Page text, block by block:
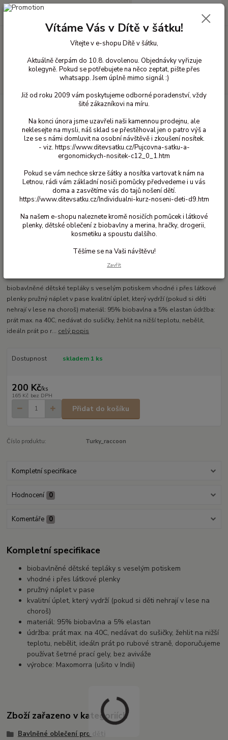
+420 603 818 836
0 Kč
Bavlněné oblečení pro děti
Tepláky bavlna s pružným nápletem v
Kalhoty s nápletem Maxomorra -
Raccoon 92/98
- 56 %
Ohodnotit produkt
biobavlněné dětské tepláky s veselým potiskem vhodné i přes látkové
plenky pružný náplet v pase kvalitní úplet, který vydrží (pokud si děti
nehrají v lese na choroš) materiál: 95% biobavlna a 5% elastan údržba:
prát max. na 40C, nedávat do sušičky, žehlit na nižší teplotu, nebělit,
ideáln prát po r... celý popis
Dostupnost skladem 1 ks
200 Kč/ks
165 Kč bez DPH
Přidat do košíku
Číslo produktu: Turky_raccoon
Kompletní specifikace
Hodnocení 0
Komentáře 0
Kompletní specifikace
biobavlněné dětské tepláky s veselým potiskem
vhodné i přes látkové plenky
pružný náplet v pase
kvalitní úplet, který vydrží (pokud si děti nehrají v lese na
choroš)
materiál: 95% biobavlna a 5% elastan
údržba: prát max. na 40C, nedávat do sušičky, žehlit na nižší
teplotu, nebělit, ideáln prát po rubové straně, doporučujeme
používat šetrné prací gely, bez aviváže
výrobce: Maxomorra (ušito v Indii)
Zboží zařazeno v kategoriích
Bavlněné oblečení pro děti
Vítáme Vás v Dítě v šátku!
Vítejte v e-shopu Dítě v šátku,
Aktuálně čerpám do 10.8. dovolenou. Objednávky vyřizuje
kolegyně. Pokud se potřebujete na něco zeptat, pište přes
whatsapp. Jsem úplně mimo signál :)
Již od roku 2009 vám poskytujeme odborné poradenství, vždy
šité zákazníkovi na míru.
Na konci února jsme uzavřeli naši kamennou prodejnu, ale
neklesejte na mysli, náš sklad se přestěhoval jen o patro výš a
lze se s námi domluvit na osobní návštěvě i zkoušení nosítek.
- viz. https://www.ditevsatku.cz/Pujcovna-satku-a-
ergonomickych-nositek-c12_0_1.htm
Pokud se vám nechce skrze šátky a nosítka vartovat k nám na
Letnou, rádi vám základní nosiči pomůcky předvedeme i u vás
doma a zasvětíme vás do tajů nošení dětí.
https://www.ditevsatku.cz/Individualni-kurz-noseni-deti-d9.htm
Na našem e-shopu naleznete kromě nosičích pomůcek i látkové
plenky, dětské oblečení z biobavlny a merina, hračky, drogerii,
kosmetiku a spoustu dalšího.
Těšíme se na Vaši návštěvu!
Zavřít